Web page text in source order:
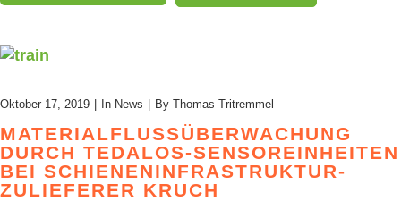
Oktober 17, 2019 In News By Thomas Tritremmel
MATERIALFLUSSÜBERWACHUNG
DURCH TEDALOS-SENSOREINHEITEN
BEI SCHIENENINFRASTRUKTUR-
ZULIEFERER KRUCH